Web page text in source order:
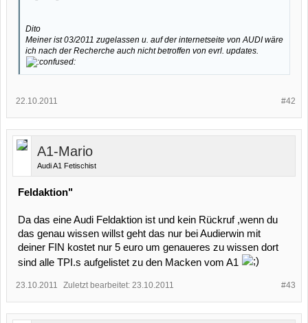
Dito
Meiner ist 03/2011 zugelassen u. auf der internetseite von AUDI wäre
ich nach der Recherche auch nicht betroffen von evrl. updates.
#42
22.10.2011
A1-Mario
Audi A1 Fetischist
Feldaktion"
Da das eine Audi Feldaktion ist und kein Rückruf ,wenn du
das genau wissen willst geht das nur bei Audierwin mit
deiner FIN kostet nur 5 euro um genaueres zu wissen dort
sind alle TPI.s aufgelistet zu den Macken vom A1
#43
23.10.2011 Zuletzt bearbeitet: 23.10.2011